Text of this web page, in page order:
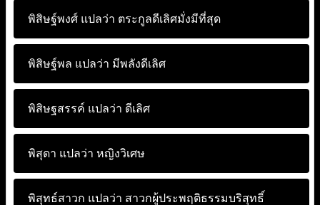
พิสิษฐ์พงศ์ แปลว่า ตระกูลดีเลิศมั่งมีที่สุด
พิสิษฐ์พล แปลว่า มีพลังดีเลิศ
พิสิษฐสรรค์ แปลว่า ดีเลิศ
พิสุดา แปลว่า หญิงวิเศษ
พิสุทธ์สาวก แปลว่า สาวกผู้ประพฤติธรรมบริสุทธิ์